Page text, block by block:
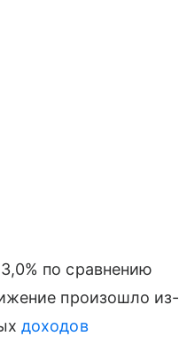
по сравнению
произошло из-
доходов